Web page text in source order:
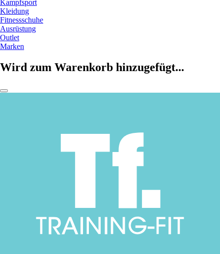
Kampfsport
Kleidung
Fitnessschuhe
Ausrüstung
Outlet
Marken
Wird zum Warenkorb hinzugefügt...